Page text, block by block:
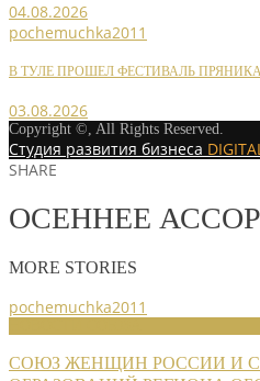
04.08.2026
pochemuchka2011
В ТУЛЕ ПРОШЕЛ ФЕСТИВАЛЬ
03.08.2026
Copyright ©, All Rights Reserved.
Студия развития бизнеса
SHARE
ОСЕННЕЕ
MORE STORIES
pochemuchka2011
СОЮЗ ЖЕНЩИН РОССИИ И